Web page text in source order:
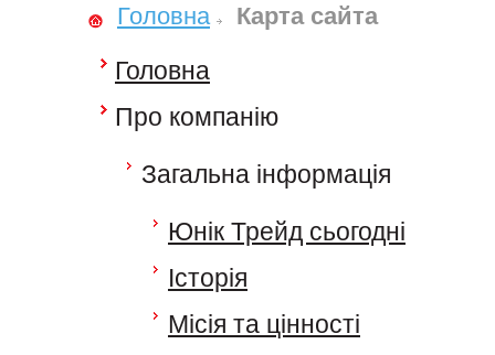
Головна Карта сайта
Головна
Про компанію
Загальна інформація
Юнік Трейд сьогодні
Історія
Місія та цінності